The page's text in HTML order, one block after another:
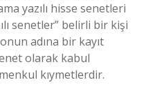
yazılı hisse senetleri
senetler” belirli bir kişi
adına bir kayıt
olarak kabul
kıymetlerdir.